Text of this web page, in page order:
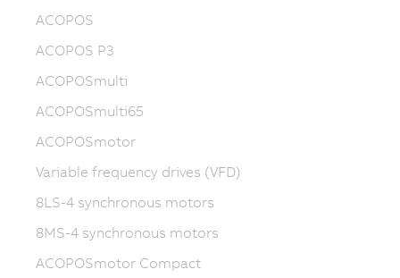
ACOPOS
ACOPOS P3
ACOPOSmulti
ACOPOSmulti65
ACOPOSmotor
Variable frequency drives (VFD)
8LS-4 synchronous motors
8MS-4 synchronous motors
ACOPOSmotor Compact